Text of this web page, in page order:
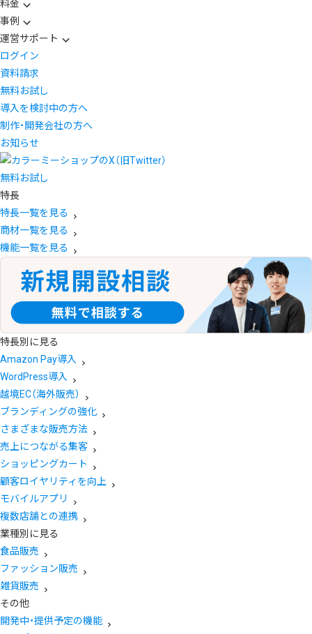
料金
事例
運営サポート
ログイン
資料請求
無料お試し
導入を検討中の方へ
制作・開発会社の方へ
お知らせ
無料お試し
特長
特長一覧を見る
商材一覧を見る
機能一覧を見る
特長別に見る
Amazon Pay導入
WordPress導入
越境EC（海外販売）
ブランディングの強化
さまざまな販売方法
売上につながる集客
ショッピングカート
顧客ロイヤリティを向上
モバイルアプリ
複数店舗との連携
業種別に見る
食品販売
ファッション販売
雑貨販売
その他
開発中・提供予定の機能